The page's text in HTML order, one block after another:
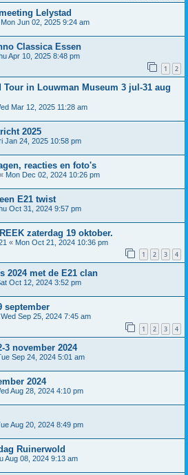
Lelystad
Mon Jun 02, 2025 9:24 am
Classica Essen
Apr 10, 2025 8:48 pm
1 2
Tour in Louwman Museum 3 jul-31 aug
Mar 12, 2025 11:28 am
2025
Jan 24, 2025 10:58 pm
reacties en foto's
« Mon Dec 02, 2024 10:26 pm
E21 twist
Oct 31, 2024 9:57 pm
zaterdag 19 oktober.
« Mon Oct 21, 2024 10:36 pm
1 2 3 4
2024 met de E21 clan
Oct 12, 2024 3:52 pm
september
Wed Sep 25, 2024 7:45 am
1 2 3 4
3 november 2024
Sep 24, 2024 5:01 am
2024
Aug 28, 2024 4:10 pm
Aug 20, 2024 8:49 pm
Ruinerwold
Aug 08, 2024 9:13 am